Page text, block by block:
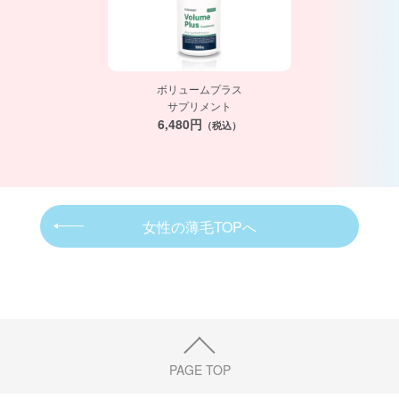
ボリュームプラス
サプリメント
6,480円 （税込）
女性の薄毛TOPへ
PAGE TOP